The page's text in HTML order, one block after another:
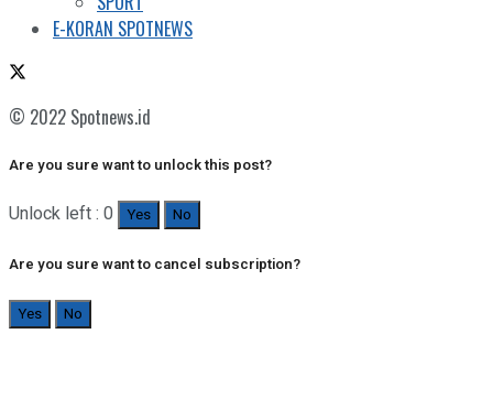
E-KORAN SPOTNEWS
© 2022 Spotnews.id
Are you sure want to unlock this post?
Unlock left : 0 Yes No
Are you sure want to cancel subscription?
Yes No